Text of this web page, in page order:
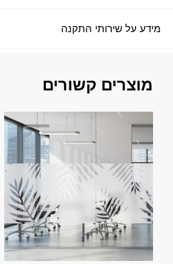
מידע על שירותי התקנה
מוצרים קשורים